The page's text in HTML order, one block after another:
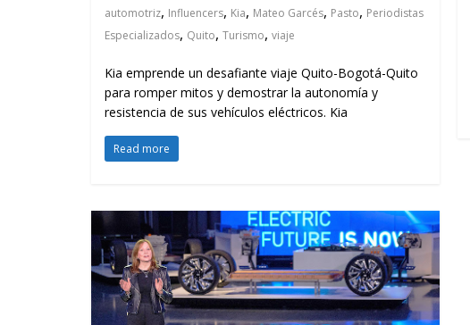
automotriz, Influencers, Kia, Mateo Garcés, Pasto, Periodistas
Especializados, Quito, Turismo, viaje
Kia emprende un desafiante viaje Quito-Bogotá-Quito
para romper mitos y demostrar la autonomía y
resistencia de sus vehículos eléctricos. Kia
Read more